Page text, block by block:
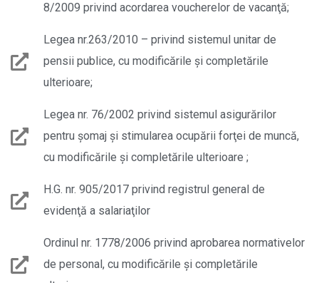
8/2009 privind acordarea voucherelor de vacanţă;
Legea nr.263/2010 – privind sistemul unitar de
pensii publice, cu modificările şi completările
ulterioare;
Legea nr. 76/2002 privind sistemul asigurărilor
pentru şomaj şi stimularea ocupării forţei de muncă,
cu modificările şi completările ulterioare ;
H.G. nr. 905/2017 privind registrul general de
evidenţă a salariaţilor
Ordinul nr. 1778/2006 privind aprobarea normativelor
de personal, cu modificările şi completările